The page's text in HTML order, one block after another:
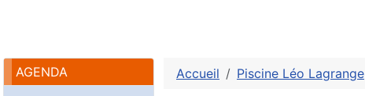
AGENDA Accueil Piscine Léo Lagrange